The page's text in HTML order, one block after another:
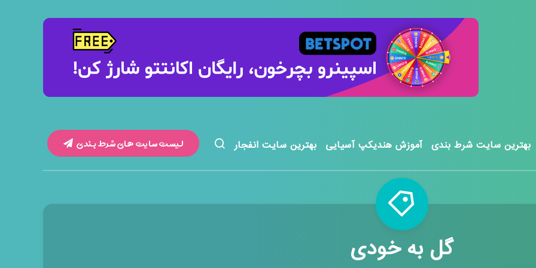
بهترین سایت شرط بندی آموزش هندیکپ آسیایی بهترین سایت انفجار لیست سایت های شرط بندی
گل به خودی